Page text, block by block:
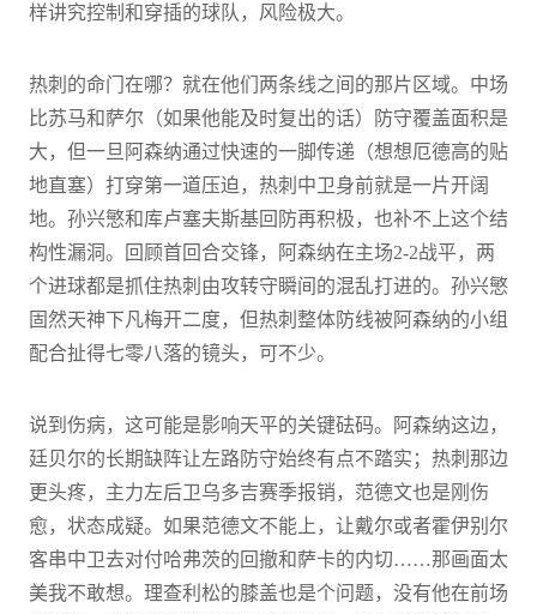
样讲究控制和穿插的球队，风险极大。
热刺的命门在哪？就在他们两条线之间的那片区域。中场
比苏马和萨尔（如果他能及时复出的话）防守覆盖面积是
大，但一旦阿森纳通过快速的一脚传递（想想厄德高的贴
地直塞）打穿第一道压迫，热刺中卫身前就是一片开阔
地。孙兴慜和库卢塞夫斯基回防再积极，也补不上这个结
构性漏洞。回顾首回合交锋，阿森纳在主场2-2战平，两
个进球都是抓住热刺由攻转守瞬间的混乱打进的。孙兴慜
固然天神下凡梅开二度，但热刺整体防线被阿森纳的小组
配合扯得七零八落的镜头，可不少。
说到伤病，这可能是影响天平的关键砝码。阿森纳这边，
廷贝尔的长期缺阵让左路防守始终有点不踏实；热刺那边
更头疼，主力左后卫乌多吉赛季报销，范德文也是刚伤
愈，状态成疑。如果范德文不能上，让戴尔或者霍伊别尔
客串中卫去对付哈弗茨的回撤和萨卡的内切……那画面太
美我不敢想。理查利松的膝盖也是个问题，没有他在前场